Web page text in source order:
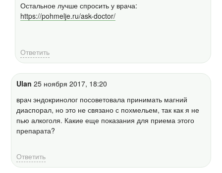
Остальное лучше спросить у врача:
https://pohmelje.ru/ask-doctor/
Ответить
Ulan 25 ноября 2017, 18:20
врач эндокринолог посоветовала принимать магний
диаспорал, но это не связано с похмельем, так как я не
пью алкоголя. Какие еще показания для приема этого
препарата?
Ответить